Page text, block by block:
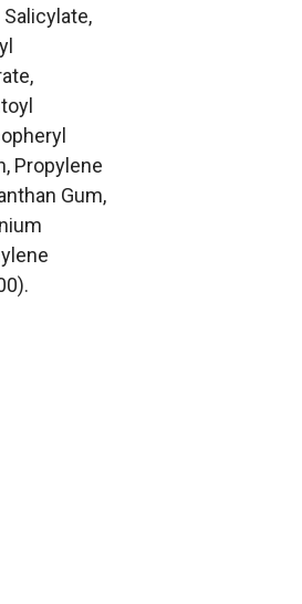
Propylene
Gum,